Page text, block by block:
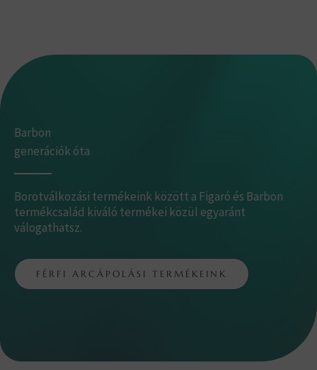
Barbon
generációk óta
Borotválkozási termékeink között a Figaró és Barbon
termékcsalád kiváló termékei közül egyaránt
válogathatsz.
FÉRFI ARCÁPOLÁSI TERMÉKEINK